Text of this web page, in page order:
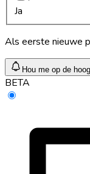
Ja
Als eerste nieuwe
Hou me op de
BETA